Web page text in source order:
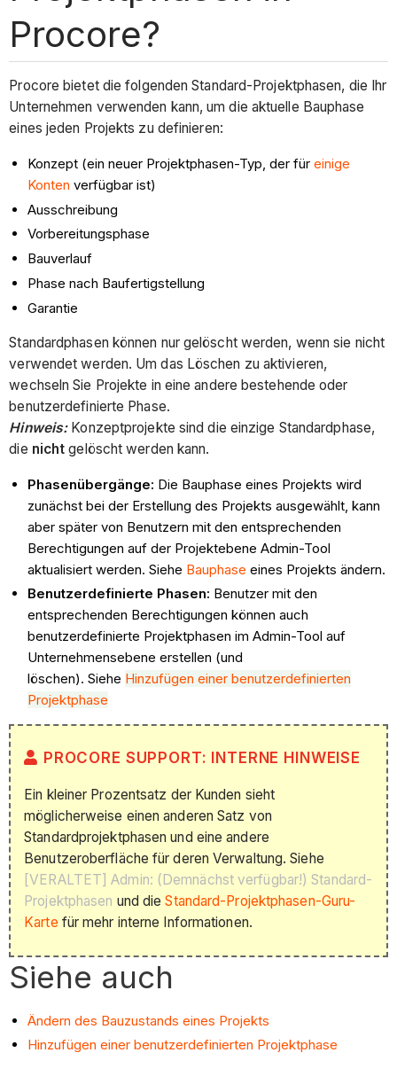
Procore?
Procore bietet die folgenden Standard-Projektphasen, die Ihr
Unternehmen verwenden kann, um die aktuelle Bauphase
eines jeden Projekts zu definieren:
Konzept (ein neuer Projektphasen-Typ, der füreinige
Konten verfügbar ist)
Ausschreibung
Vorbereitungsphase
Bauverlauf
Phase nach Baufertigstellung
Garantie
Standardphasen können nur gelöscht werden, wenn sie nicht
verwendet werden. Um das Löschen zu aktivieren,
wechseln Sie Projekte in eine andere bestehende oder
benutzerdefinierte Phase.
Hinweis:Konzeptprojekte sind die einzige Standardphase,
die nicht gelöscht werden kann.
Phasenübergänge: Die Bauphase eines Projekts wird
zunächst bei der Erstellung des Projekts ausgewählt, kann
aber später von Benutzern mit den entsprechenden
Berechtigungen auf der Projektebene Admin-Tool
aktualisiert werden. Siehe Bauphase eines Projekts ändern.
Benutzerdefinierte Phasen: Benutzer mit den
entsprechenden Berechtigungen können auch
benutzerdefinierte Projektphasen im Admin-Tool auf
Unternehmensebene erstellen (und
löschen). Siehe Hinzufügen einer benutzerdefinierten
Projektphase
PROCORE SUPPORT: INTERNE HINWEISE
Ein kleiner Prozentsatz der Kunden sieht
möglicherweise einen anderen Satz von
Standardprojektphasen und eine andere
Benutzeroberfläche für deren Verwaltung. Siehe
[VERALTET] Admin: (Demnächst verfügbar!) Standard-
Projektphasen und dieStandard-Projektphasen-Guru-
Karte für mehr interne Informationen.
Siehe auch
Ändern des Bauzustands eines Projekts
Hinzufügen einer benutzerdefinierten Projektphase